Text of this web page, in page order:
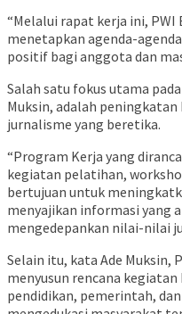
“Melalui rapat kerja ini,
menetapkan agenda-
positif bagi anggota dan
Salah satu fokus utama
Muksin, adalah
jurnalisme yang beretika.
“Program Kerja yang
kegiatan pelatihan,
bertujuan untuk
menyajikan informasi yang
mengedepankan nilai-nilai
Selain itu, kata Ade Muksin,
menyusun rencana
pendidikan, pemerintah,